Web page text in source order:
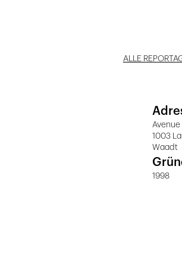
ALLE
1003
Waadt
1998